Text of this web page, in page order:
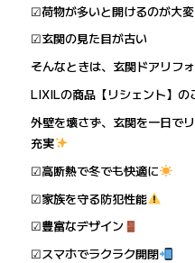
☑荷物が多いと開けるのが大変
☑玄関の見た目が古い
そんなときは、玄関ドアリフ
LIXILの商品【リシェント】の
外壁を壊さず、玄関を一日で
充実
☑高断熱で冬でも快適に
☑家族を守る防犯性能
☑豊富なデザイン
☑スマホでラクラク開閉